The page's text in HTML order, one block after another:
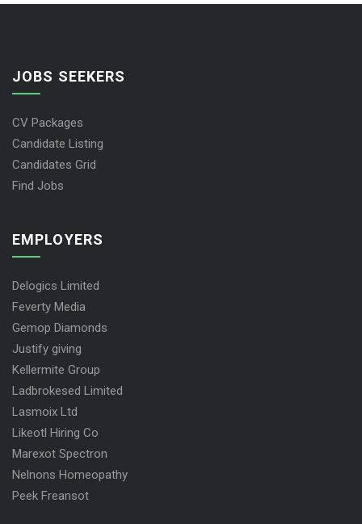
JOBS SEEKERS
CV Packages
Candidate Listing
Candidates Grid
Find Jobs
EMPLOYERS
Delogics Limited
Feverty Media
Gemop Diamonds
Justify giving
Kellermite Group
Ladbrokesed Limited
Lasmoix Ltd
Likeotl Hiring Co
Marexot Spectron
Nelnons Homeopathy
Peek Freansot